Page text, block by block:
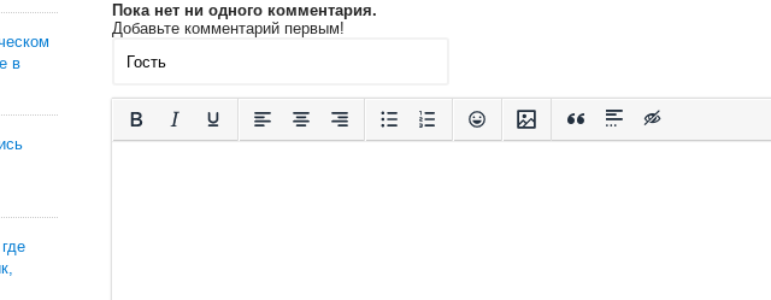
в
Пока нет ни одного комментария.
Добавьте комментарий первым!